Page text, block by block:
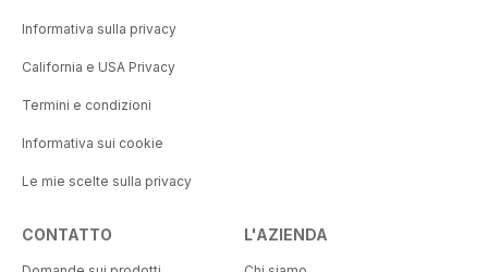
Informativa sulla privacy
California e USA Privacy
Termini e condizioni
Informativa sui cookie
Le mie scelte sulla privacy
CONTATTO L'AZIENDA